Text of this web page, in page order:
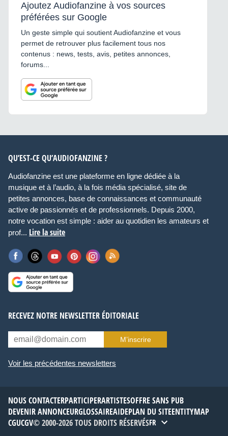
Ajoutez Audiofanzine à vos sources
préférées sur Google
Un geste simple qui soutient Audiofanzine et vous
permet de retrouver plus facilement tous nos
contenus : news, tests, avis, petites annonces,
forums...
QU’EST-CE QU’AUDIOFANZINE ?
Audiofanzine est une plateforme en ligne dédiée à la
musique et à l’audio, à la fois média spécialisé, site de
petites annonces, base de connaissances et communauté
active de passionnés et de professionnels. Depuis 2000,
notre vocation est simple : aider au quotidien les amateurs et
prof... Lire la suite
RECEVEZ NOTRE NEWSLETTER ÉDITORIALE
M’inscrire
Voir les précédentes newsletters
NOUS CONTACTERPARTICIPERARTISTESOFFRE SANS PUB
DEVENIR ANNONCEURGLOSSAIREAIDEPLAN DU SITEENTITYMAP
CGUCGV© 2000-2026 TOUS DROITS RÉSERVÉSFR